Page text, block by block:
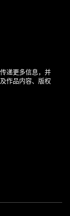
递更多信息，并
作品内容、版权